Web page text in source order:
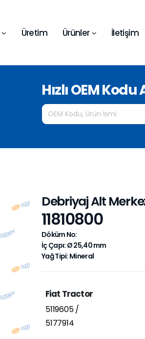
Üretim Ürünler İletişim
Hızlı OEM
Debriyaj Alt
11810800
Döküm No:
İç Çapı: Ø 25,40 mm
Yağ Tipi: Mineral
Fiat Tractor
5119605 /
5177914